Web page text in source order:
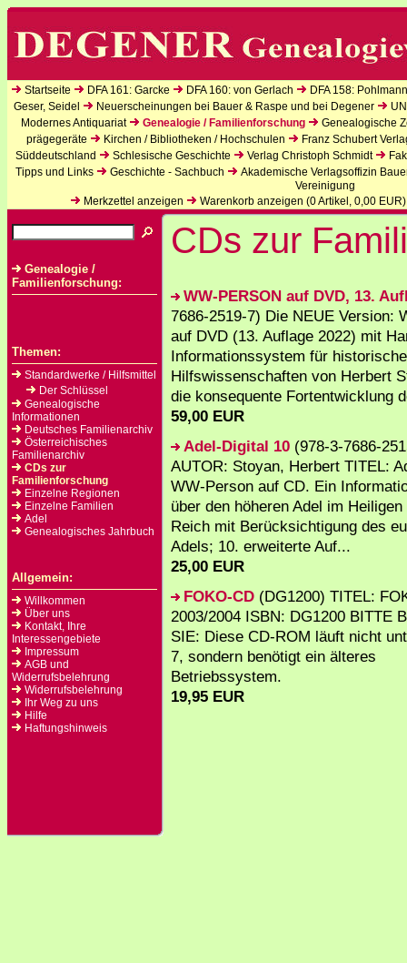
Startseite DFA 161: Garcke DFA 160: von Gerlach
DFA 158:
Geser, Seidel
Neuerscheinungen bei Bauer & Raspe und bei Degener
Modernes Antiquariat
Genealogie / Familienforschung
Genealogische
prägegeräte
Kirchen / Bibliotheken / Hochschulen
Franz Schubert
Süddeutschland
Schlesische Geschichte Verlag Christoph Schmidt
Tipps und Links
Geschichte - Sachbuch
Akademische Verlagsoffizin
Vereinigung
Merkzettel anzeigen
Warenkorb anzeigen (0Artikel, 0,00 EUR)
Genealogie /
Familienforschung:
Themen:
Standardwerke / Hilfsmittel
Der Schlüssel
Genealogische
Informationen
Deutsches Familienarchiv
Österreichisches
Familienarchiv
CDs zur
Familienforschung
Einzelne Regionen
Einzelne Familien
Adel
Genealogisches Jahrbuch
Allgemein:
Willkommen
Über uns
Kontakt, Ihre
Interessengebiete
Impressum
AGB und
Widerrufsbelehrung
Widerrufsbelehrung
Ihr Weg zu uns
Hilfe
Haftungshinweis
CDs zur
WW-PERSON auf DVD, 13.
7686-2519-7) Die NEUE Version:
auf DVD (13. Auflage 2022) mit
Informationssystem für historische
Hilfswissenschaften von Herbert
die konsequente Fortentwicklung
59,00 EUR
Adel-Digital 10 (978-3-7686-
AUTOR: Stoyan, Herbert TITEL:
WW-Person auf CD. Ein
über den höheren Adel im
Reich mit Berücksichtigung des
Adels; 10. erweiterte Auf...
25,00 EUR
FOKO-CD (DG1200) TITEL:
2003/2004 ISBN: DG1200 BITTE
SIE: Diese CD-ROM läuft nicht
7, sondern benötigt ein älteres
Betriebssystem.
19,95 EUR